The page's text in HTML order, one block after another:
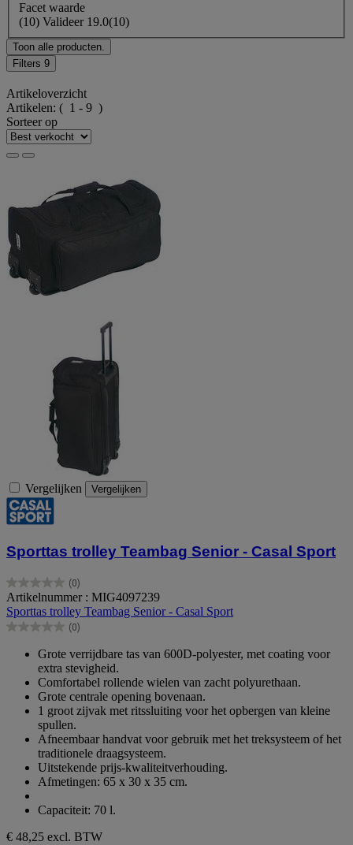
Facet waarde
(10) Valideer 19.0(10)
Toon alle producten.
Filters 9
Artikeloverzicht
Artikelen: ( 1 - 9 )
Sorteer op
Vergelijken Vergelijken
Sporttas trolley Teambag Senior - Casal Sport
(0)
0.0
van
de
5
Artikelnummer : MIG4097239
Sporttas trolley Teambag Senior - Casal Sport
(0)
0.0
sterren.
Grote verrijdbare tas van 600D-polyester, met coating voor
extra stevigheid.
Comfortabel rollende wielen van zacht polyurethaan.
Grote centrale opening bovenaan.
1 groot zijvak met ritssluiting voor het opbergen van kleine
spullen.
Afneembaar handvat voor gebruik met het treksysteem of het
traditionele draagsysteem.
Uitstekende prijs-kwaliteitverhouding.
Afmetingen: 65 x 30 x 35 cm.
Capaciteit: 70 l.
€ 48,25 excl. BTW